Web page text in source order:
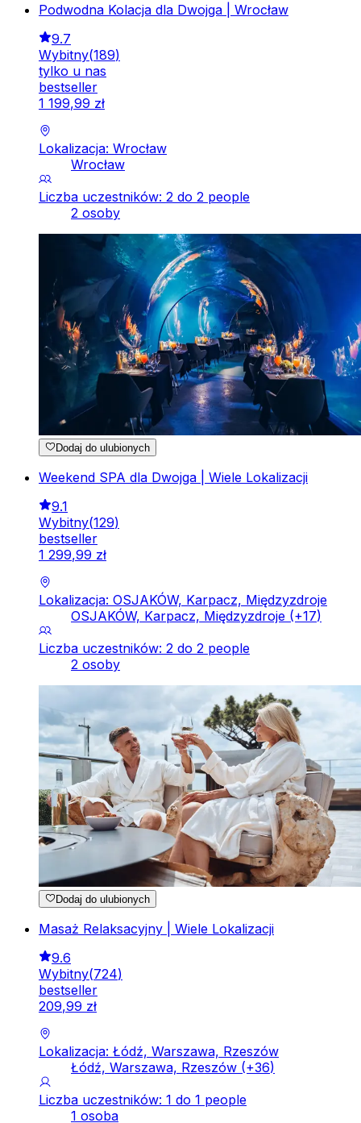
Podwodna Kolacja dla Dwojga | Wrocław
9.7
Wybitny(189)
tylko u nas
bestseller
1 199,99 zł
Lokalizacja: Wrocław
Wrocław
Liczba uczestników: 2 do 2 people
2 osoby
Dodaj do ulubionych
Weekend SPA dla Dwojga | Wiele Lokalizacji
9.1
Wybitny(129)
bestseller
1 299,99 zł
Lokalizacja: OSJAKÓW, Karpacz, Międzyzdroje
OSJAKÓW, Karpacz, Międzyzdroje (+17)
Liczba uczestników: 2 do 2 people
2 osoby
Dodaj do ulubionych
Masaż Relaksacyjny | Wiele Lokalizacji
9.6
Wybitny(724)
bestseller
209,99 zł
Lokalizacja: Łódź, Warszawa, Rzeszów
Łódź, Warszawa, Rzeszów (+36)
Liczba uczestników: 1 do 1 people
1 osoba